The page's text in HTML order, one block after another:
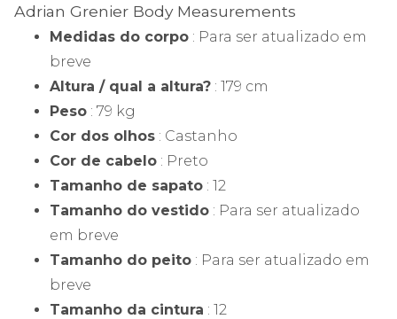
Adrian Grenier Body Measurements
Medidas do corpo : Para ser atualizado em
breve
Altura / qual a altura? : 179 cm
Peso : 79 kg
Cor dos olhos : Castanho
Cor de cabelo : Preto
Tamanho de sapato : 12
Tamanho do vestido : Para ser atualizado
em breve
Tamanho do peito : Para ser atualizado em
breve
Tamanho da cintura : 12